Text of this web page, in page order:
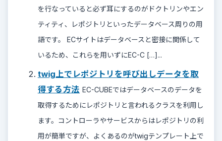
を行なっていると必ず耳にするのがドクトリンやエン
ティティ、レポジトリといったデータベース周りの用
語です。 ECサイトはデータベースと密接に関係して
いるため、これらを用いずにEC-C […]...
twig上でレポジトリを呼び出しデータを取
得する方法 EC-CUBEではデータベースのデータを
取得するためにレポジトリと言われるクラスを利用し
ます。コントローラやサービスからはレポジトリの利
用が簡単ですが、よくあるのがtwigテンプレート上で